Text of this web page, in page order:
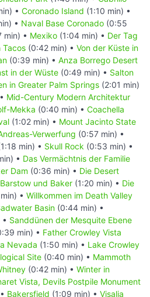
• Coronado Island (1:10 min) •
• Naval Base Coronado (0:55
min) • Mexiko (1:04 min) • Der Tag
Tacos (0:42 min) • Von der Küste in
(0:39 min) • Anza Borrego Desert
in der Wüste (0:49 min) • Salton
in Greater Palm Springs (2:01 min)
Mid-Century Modern Architektur
Mekka (0:40 min) • Coachella
(1:02 min) • Mount Jacinto State
Verwerfung (0:57 min) •
min) • Skull Rock (0:53 min) •
• Das Vermächtnis der Familie
Dam (0:36 min) • Die Desert
Barstow und Baker (1:20 min) • Die
• Willkommen im Death Valley
Basin (0:44 min) •
Sanddünen der Mesquite Ebene
min) • Father Crowley Vista
Nevada (1:50 min) • Lake Crowley
Site (0:40 min) • Mammoth
(0:42 min) • Winter in
Vista, Devils Postpile Monument
Bakersfield (1:09 min) • Visalia